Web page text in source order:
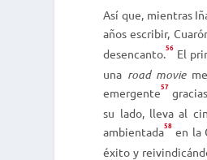
Así que, mientras
años escribir,
desencanto.56 El
una road movie
emergente57
su lado, lleva al
ambientada58 en la
éxito y